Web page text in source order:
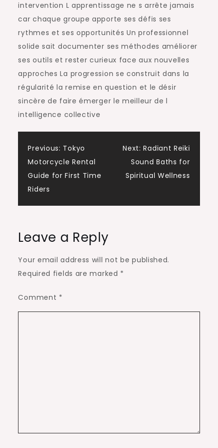
intervention L apprentissage ne s arrête jamais
car chaque groupe apporte ses défis ses
rythmes et ses opportunités Un professionnel
solide sait documenter ses méthodes améliorer
ses outils et rester curieux face aux nouvelles
approches La progression se construit dans la
régularité la remise en question et le désir
sincère de faire émerger le meilleur de l
intelligence collective
Post
navigation
Previous: Tokyo
Motorcycle Rental
Guide for First Time
Riders
Next: Radiant Reiki
Sound Baths for
Spiritual Wellness
Leave a Reply
Your email address will not be published.
Required fields are marked *
Comment *